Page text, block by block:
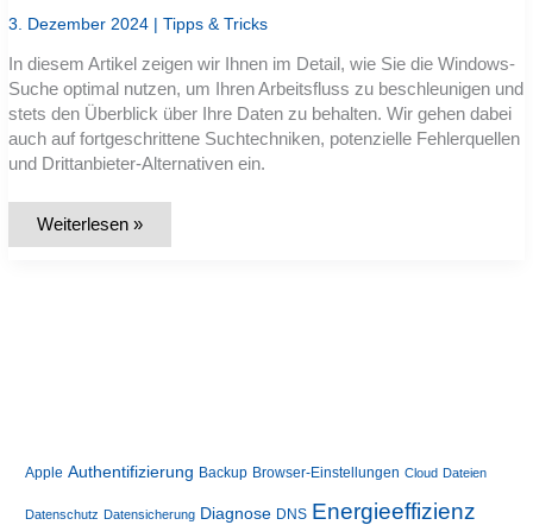
langsame
Ordneransichten
lückenhafte
Suchtreffer?
3. Dezember 2024 |Tipps & Tricks
In diesem Artikel zeigen wir Ihnen im Detail, wie Sie die Windows-
Suche optimal nutzen, um Ihren Arbeitsfluss zu beschleunigen und
stets den Überblick über Ihre Daten zu behalten. Wir gehen dabei
auch auf fortgeschrittene Suchtechniken, potenzielle Fehlerquellen
und Drittanbieter-Alternativen ein.
Die
Weiterlesen »
Apple Authentifizierung Backup Browser-Einstellungen Cloud Dateien
Datenschutz Datensicherung Diagnose DNS Energieeffizienz